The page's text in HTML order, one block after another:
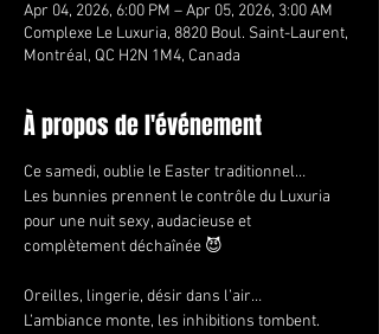
Apr 04, 2026, 6:00 PM – Apr 05, 2026, 3:00 AM
Complexe Le Luxuria, 8820 Boul. Saint-Laurent,
Montréal, QC H2N 1M4, Canada
À propos de l'événement
Ce samedi, oublie le Easter traditionnel…
Les bunnies prennent le contrôle du Luxuria
pour une nuit sexy, audacieuse et
complètement déchaînée 😈
Oreilles, lingerie, désir dans l’air…
L’ambiance monte, les inhibitions tombent.